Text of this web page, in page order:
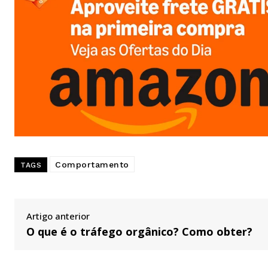
TAGS Comportamento
Artigo anterior
O que é o tráfego orgânico? Como obter?